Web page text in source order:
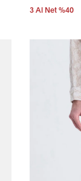
3 Al Net %40